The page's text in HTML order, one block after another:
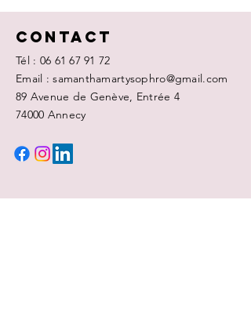
Contact
Tél : 06 61 67 91 72
Email : samanthamartysophro@gmail.com
89 Avenue de Genève, Entrée 4
74000 Annecy